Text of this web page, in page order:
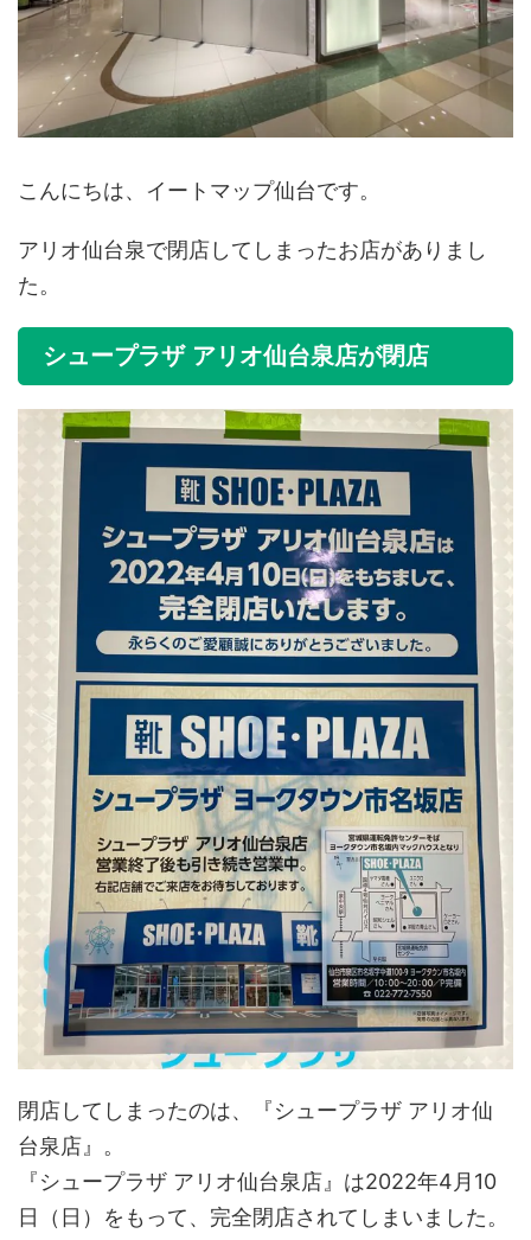
こんにちは、イートマップ仙台です。
アリオ仙台泉で閉店してしまったお店がありまし
た。
シュープラザ アリオ仙台泉店が閉店
閉店してしまったのは、『シュープラザ アリオ仙
台泉店』。
『シュープラザ アリオ仙台泉店』は2022年4月10
日（日）をもって、完全閉店されてしまいました。